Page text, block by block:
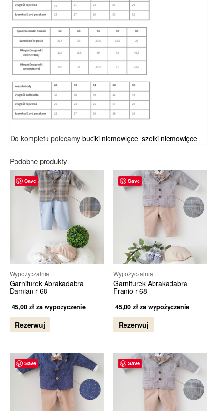
Do kompletu polecamy buciki niemowlęce, szelki niemowlęce
Podobne produkty
Save
Wypożyczalnia
Garniturek Abrakadabra
Damian r 68
45,00 zł za wypożyczenie
Rezerwuj
Save
Wypożyczalnia
Garniturek Abrakadabra
Franio r 68
45,00 zł za wypożyczenie
Rezerwuj
Save Save